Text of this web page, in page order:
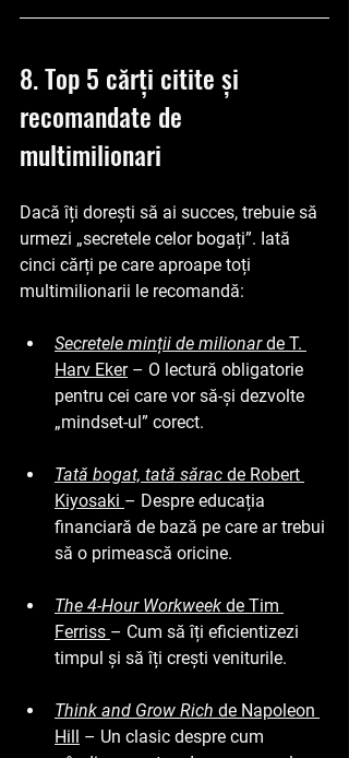
8. Top 5 cărți citite și
recomandate de
multimilionari
Dacă îți dorești să ai succes, trebuie să
urmezi „secretele celor bogați”. Iată
cinci cărți pe care aproape toți
multimilionarii le recomandă:
Secretele minții de milionar de T.
Harv Eker – O lectură obligatorie
pentru cei care vor să-și dezvolte
„mindset-ul” corect.
Tată bogat, tată sărac de Robert
Kiyosaki – Despre educația
financiară de bază pe care ar trebui
să o primească oricine.
The 4-Hour Workweek de Tim
Ferriss – Cum să îți eficientizezi
timpul și să îți crești veniturile.
Think and Grow Rich de Napoleon
Hill – Un clasic despre cum